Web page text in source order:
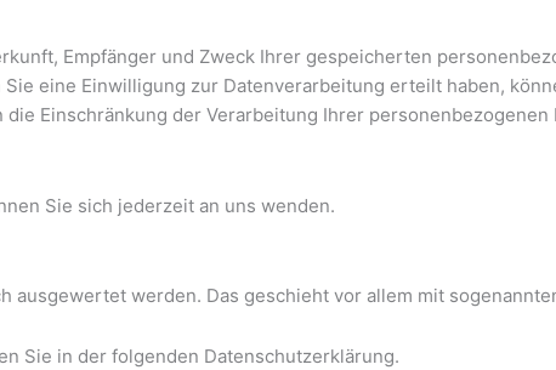
Empfänger und Zweck Ihrer gespeicherten
eine Einwilligung zur Datenverarbeitung erteilt haben,
Einschränkung der Verarbeitung Ihrer
Sie sich jederzeit an uns wenden.
ausgewertet werden. Das geschieht vor allem mit
Sie in der folgenden Datenschutzerklärung.